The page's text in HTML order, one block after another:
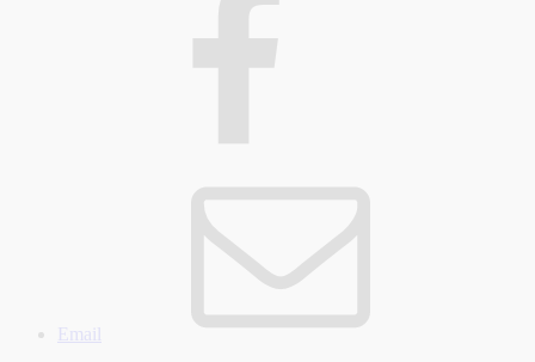
Email